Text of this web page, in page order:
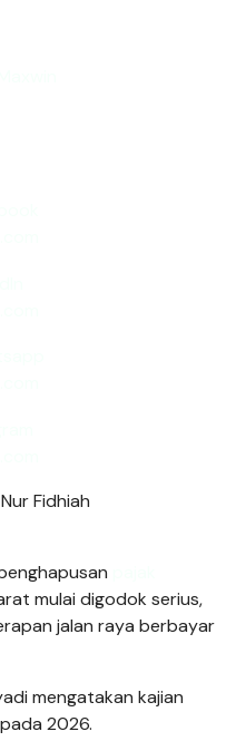
Fidhiah
mulai digodok serius,
jalan raya berbayar
mengatakan kajian
2026.